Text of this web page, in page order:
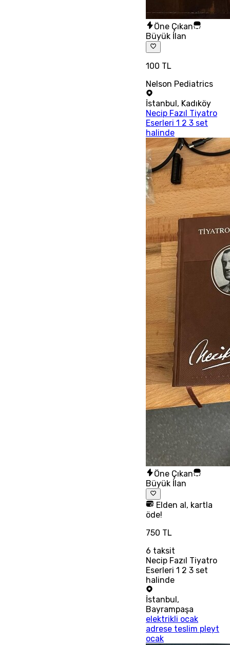
Öne Çıkan
Büyük İlan
100 TL
Nelson Pediatrics
İstanbul, Kadıköy
Necip Fazıl Tiyatro
Eserleri 1 2 3 set
halinde
Öne Çıkan
Büyük İlan
Elden al, kartla
öde!
750 TL
6 taksit
Necip Fazıl Tiyatro
Eserleri 1 2 3 set
halinde
İstanbul,
Bayrampaşa
elektrikli ocak
adrese teslim pleyt
ocak